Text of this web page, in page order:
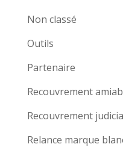
Non classé
Outils
Partenaire
Recouvrement
Recouvrement
Relance marque